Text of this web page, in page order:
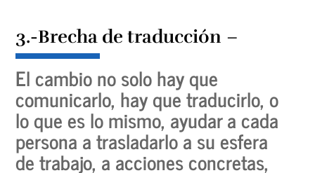
3.-Brecha de traducción –
El cambio no solo hay que
comunicarlo, hay que traducirlo, o
lo que es lo mismo, ayudar a cada
persona a trasladarlo a su esfera
de trabajo, a acciones concretas,